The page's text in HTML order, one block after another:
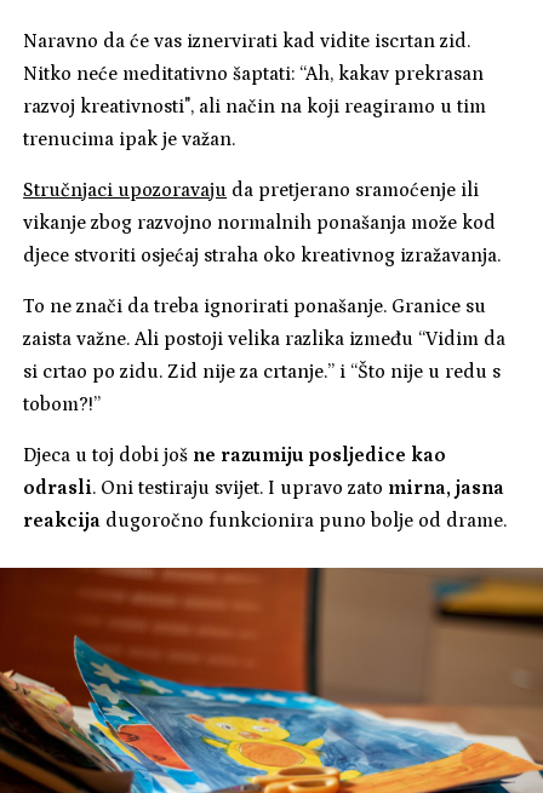
Naravno da će vas iznervirati kad vidite iscrtan zid.
Nitko neće meditativno šaptati: “Ah, kakav prekrasan
razvoj kreativnosti", ali način na koji reagiramo u tim
trenucima ipak je važan.
Stručnjaci upozoravaju da pretjerano sramoćenje ili
vikanje zbog razvojno normalnih ponašanja može kod
djece stvoriti osjećaj straha oko kreativnog izražavanja.
To ne znači da treba ignorirati ponašanje. Granice su
zaista važne. Ali postoji velika razlika između “Vidim da
si crtao po zidu. Zid nije za crtanje.” i “Što nije u redu s
tobom?!”
Djeca u toj dobi još ne razumiju posljedice kao
odrasli. Oni testiraju svijet. I upravo zato mirna, jasna
reakcija dugoročno funkcionira puno bolje od drame.